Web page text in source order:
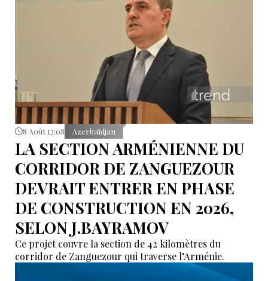
8 Août 12:08 Azerbaïdjan
LA SECTION ARMÉNIENNE DU
CORRIDOR DE ZANGUEZOUR
DEVRAIT ENTRER EN PHASE
DE CONSTRUCTION EN 2026,
SELON J.BAYRAMOV
Ce projet couvre la section de 42 kilomètres du
corridor de Zanguezour qui traverse l’Arménie.